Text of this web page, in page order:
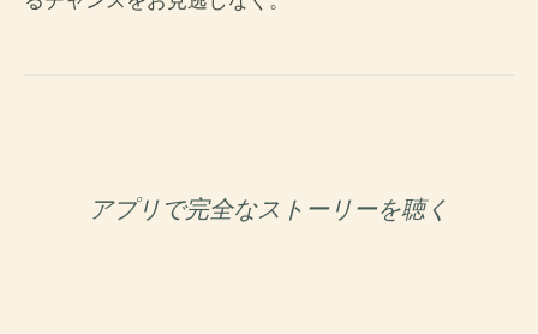
アプリで完全なストーリーを聴く